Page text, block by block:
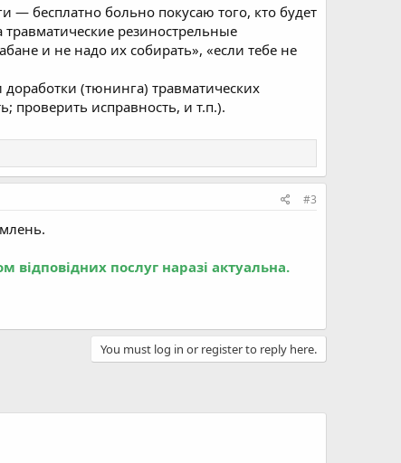
— бесплатно больно покусаю того, кто будет
резинострельные
и не надо их собирать», «если тебе не
(тюнинга) травматических
проверить исправность, и т.п.).
#3
послуг наразі актуальна.
You must log in or register to reply here.